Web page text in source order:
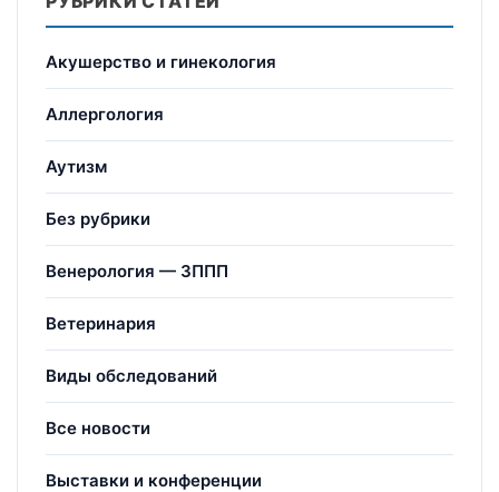
Акушерство и гинекология
Аллергология
Аутизм
Без рубрики
Венерология — ЗППП
Ветеринария
Виды обследований
Все новости
Выставки и конференции